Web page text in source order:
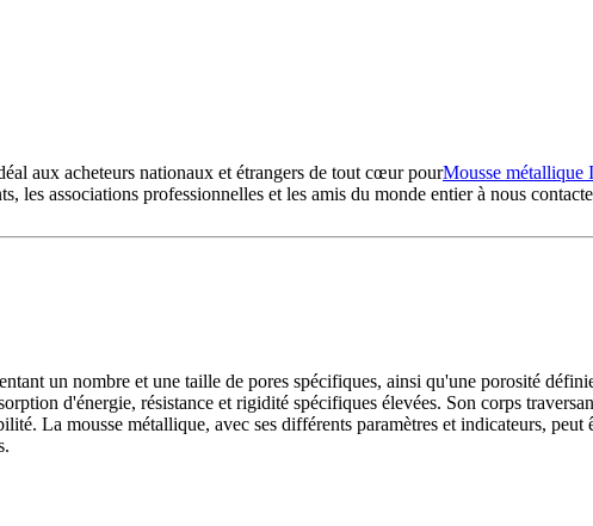
aux acheteurs nationaux et étrangers de tout cœur pourMousse métallique
les associations professionnelles et les amis du monde entier à nous
un nombre et une taille de pores spécifiques, ainsi qu'une porosité
d'énergie, résistance et rigidité spécifiques élevées. Son corps
La mousse métallique, avec ses différents paramètres et indicateurs, peut